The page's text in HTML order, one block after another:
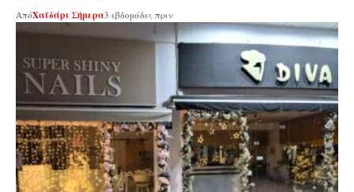
ΑπόΧαϊδάρι Σήμερα3 εβδομάδες πριν